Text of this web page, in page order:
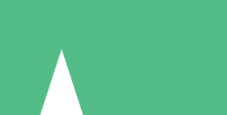
Crédits Individuels
de téléchargement. Sans engagement